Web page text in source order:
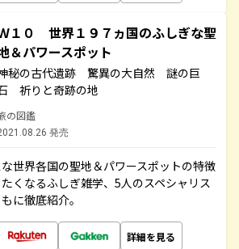
１０ 世界１９７ヵ国のふしぎな聖
＆パワースポット
秘の古代遺跡 驚異の大自然 謎の巨
祈りと奇跡の地
の図鑑
発売
世界各国の聖地＆パワースポットの特徴
くなるふしぎ雑学、5人のスペシャリス
に徹底紹介。
詳細を見る